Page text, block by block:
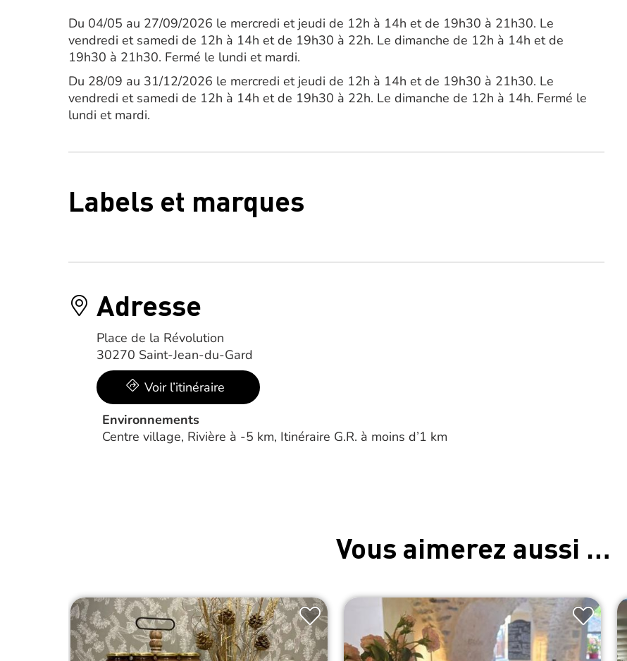
Du 04/05 au 27/09/2026 le mercredi et jeudi de 12h à 14h et de 19h30 à 21h30. Le
vendredi et samedi de 12h à 14h et de 19h30 à 22h. Le dimanche de 12h à 14h et de
19h30 à 21h30. Fermé le lundi et mardi.
Du 28/09 au 31/12/2026 le mercredi et jeudi de 12h à 14h et de 19h30 à 21h30. Le
vendredi et samedi de 12h à 14h et de 19h30 à 22h. Le dimanche de 12h à 14h. Fermé le
lundi et mardi.
Labels et marques
Adresse
Place de la Révolution
30270 Saint-Jean-du-Gard
Voir l’itinéraire
Environnements
Centre village, Rivière à -5 km, Itinéraire G.R. à moins d’1 km
Vous aimerez aussi …